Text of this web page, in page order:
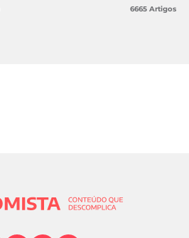
6665 Artigos